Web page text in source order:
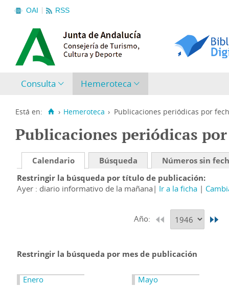
OAI RSS
Consulta Hemeroteca
Está en: › Hemeroteca › Publicaciones periódicas por
Publicaciones periódicas
Calendario Búsqueda
Números sin
Restringir la búsqueda por título de publicación
Ayer : diario informativo de la mañana
Ir a la ficha
Año:
Restringir la búsqueda por mes de publicación
Enero
Mayo